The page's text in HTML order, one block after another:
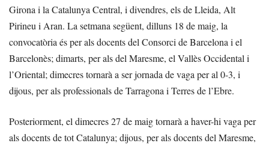
Girona i la Catalunya Central, i divendres, els de Lleida, Alt
Pirineu i Aran. La setmana següent, dilluns 18 de maig, la
convocatòria és per als docents del Consorci de Barcelona i el
Barcelonès; dimarts, per als del Maresme, el Vallès Occidental i
l’Oriental; dimecres tornarà a ser jornada de vaga per al 0-3, i
dijous, per als professionals de Tarragona i Terres de l’Ebre.
Posteriorment, el dimecres 27 de maig tornarà a haver-hi vaga per
als docents de tot Catalunya; dijous, per als docents del Maresme,